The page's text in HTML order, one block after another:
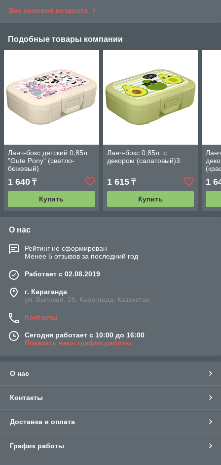
Все условия возврата
Подобные товары компании
Ланч-бокс детский 0,85л.
"Gute Pony" (светло-
бежевый)
1 640 ₸
Купить
Ланч-бокс 0,85л. с
декором (салатовый)3
1 615₸
Купить
1
О нас
Рейтинг не сформирован
Менее 5 отзывов за последний год
Работает с 02.08.2019
г. Караганда
ул. Бытовая, 25, Караганда, Казахстан
Контакты
Сегодня работает с 10:00 до 16:00
Показать весь график работы
О нас
Контакты
Доставка и оплата
График работы